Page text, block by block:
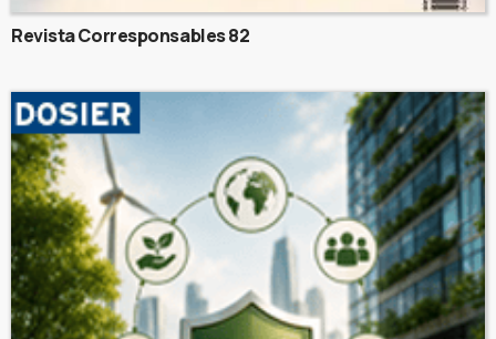
Revista Corresponsables 82